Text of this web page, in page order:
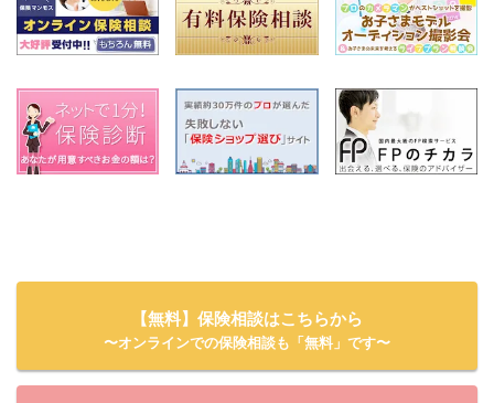
【無料】保険相談はこちらから
〜オンラインでの保険相談も「無料」です〜